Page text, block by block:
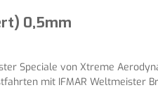
0,5mm
Speciale von Xtreme
mit IFMAR Weltmeister